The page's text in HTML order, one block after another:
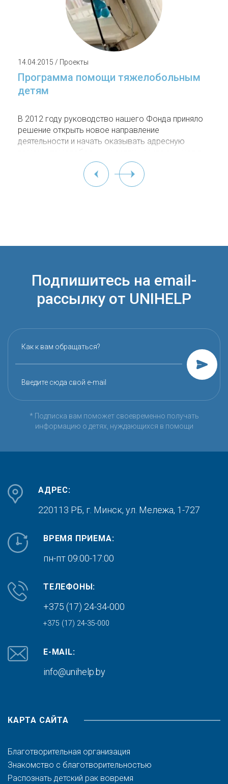
14.04.2015 / Проекты
Программа помощи тяжелобольным
детям
В 2012 году руководство нашего Фонда приняло
решение открыть новое направление
деятельности и начать оказывать адресную
помощь тяжелобольным детям, нуждающимся в
дорогостоящем лечении, диагностике,
реабилитации, приобретении медикаментов или
покупке специального оборудования. С тех пор
Подпишитесь на email-
рассылку от UNIHELP
Как к вам обращаться?
Введите сюда свой e-mail
* Подписка вам поможет своевременно получать
информацию о детях, нуждающихся в помощи
АДРЕС:
220113 РБ, г. Минск, ул. Мележа, 1-727
ВРЕМЯ ПРИЕМА:
пн-пт 09:00-17:00
ТЕЛЕФОНЫ:
+375 (17) 24-34-000
+375 (17) 24-35-000
E-MAIL:
info@unihelp.by
КАРТА САЙТА
Благотворительная организация
Знакомство с благотворительностью
Распознать детский рак вовремя